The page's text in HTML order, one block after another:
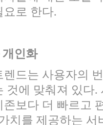
요로 한다.
인화
렌드는 사용자의
것에 맞춰져 있다
존보다 더 빠르고
치를 제공하는